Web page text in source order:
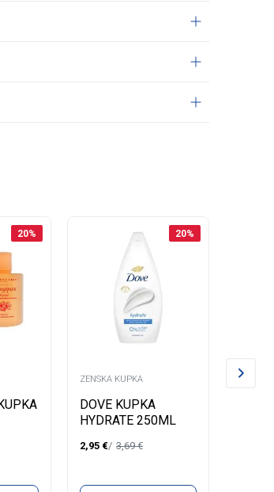
20% 20%
ZENSKA KUPKA
DOVE KUPKA
HYDRATE 250ML
2,95 € 3,69€
ZENSKA